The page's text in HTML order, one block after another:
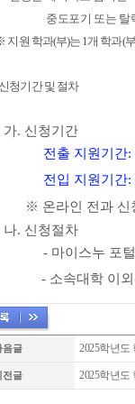
중도포기 또는 탈
지원 학과(부)는 1 개 학과(부
청기간 및 절차
. 신청기간
전출 지원기간:
전입 지원기간:
온라인 전과 신
. 신청절차
- 마이스누 포털
- 소속대학 이
음글 2025학년도
전글 2025학년도